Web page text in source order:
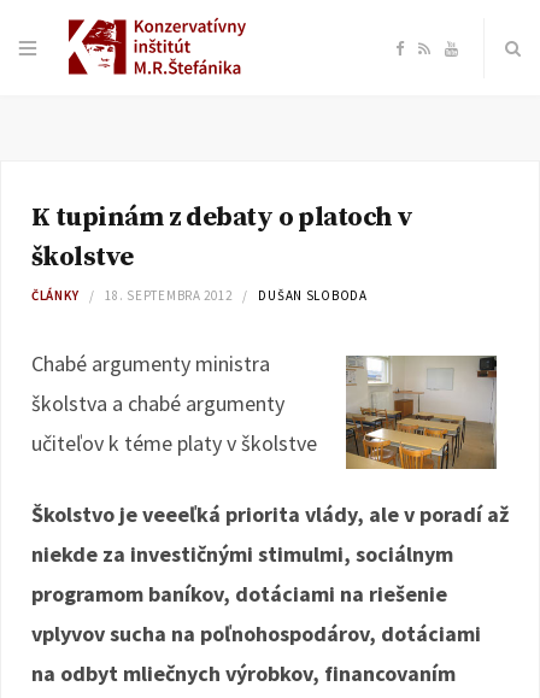
F
e
o
k
R Y
K tupinám z debaty o platoch v
školstve
ČLÁNKY 18. SEPTEMBRA 2012 DUŠAN SLOBODA
Chabé argumenty ministra
školstva a chabé argumenty
učiteľov k téme platy v školstve
Školstvo je veeeľká priorita vlády, ale v poradí až
niekde za investičnými stimulmi, sociálnym
programom baníkov, dotáciami na riešenie
vplyvov sucha na poľnohospodárov, dotáciami
na odbyt mliečnych výrobkov, financovaním